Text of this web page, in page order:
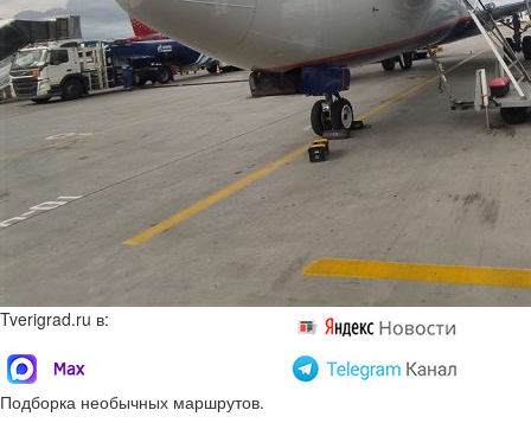
Tverigrad.ru в:
Подборка необычных маршрутов.